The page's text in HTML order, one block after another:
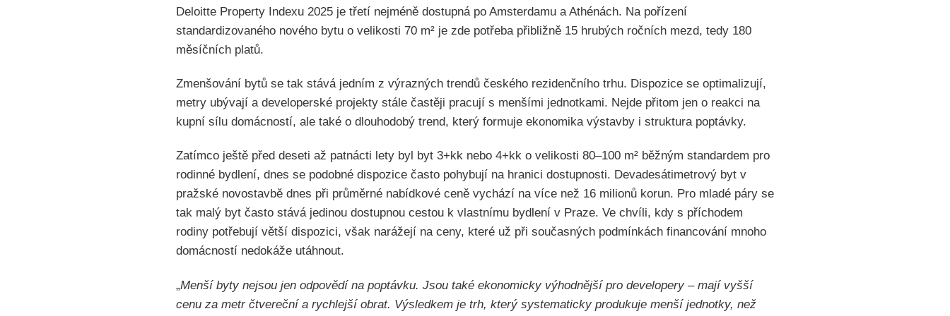
Deloitte Property Indexu 2025 je třetí nejméně dostupná po Amsterdamu a Athénách. Na pořízení
standardizovaného nového bytu o velikosti 70 m² je zde potřeba přibližně 15 hrubých ročních mezd, tedy 180
měsíčních platů.
Zmenšování bytů se tak stává jedním z výrazných trendů českého rezidenčního trhu. Dispozice se optimalizují,
metry ubývají a developerské projekty stále častěji pracují s menšími jednotkami. Nejde přitom jen o reakci na
kupní sílu domácností, ale také o dlouhodobý trend, který formuje ekonomika výstavby i struktura poptávky.
Zatímco ještě před deseti až patnácti lety byl byt 3+kk nebo 4+kk o velikosti 80–100 m² běžným standardem pro
rodinné bydlení, dnes se podobné dispozice často pohybují na hranici dostupnosti. Devadesátimetrový byt v
pražské novostavbě dnes při průměrné nabídkové ceně vychází na více než 16 milionů korun. Pro mladé páry se
tak malý byt často stává jedinou dostupnou cestou k vlastnímu bydlení v Praze. Ve chvíli, kdy s příchodem
rodiny potřebují větší dispozici, však narážejí na ceny, které už při současných podmínkách financování mnoho
domácností nedokáže utáhnout.
„Menší byty nejsou jen odpovědí na poptávku. Jsou také ekonomicky výhodnější pro developery – mají vyšší
cenu za metr čtvereční a rychlejší obrat. Výsledkem je trh, který systematicky produkuje menší jednotky, než